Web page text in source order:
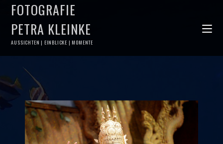
FOTOGRAFIE
PETRA KLEINKE
AUSSICHTEN | EINBLICKE | MOMENTE